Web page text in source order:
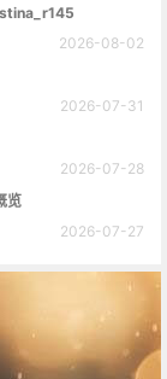
2026-08-02
2026-07-31
2026-07-28
览
2026-07-27